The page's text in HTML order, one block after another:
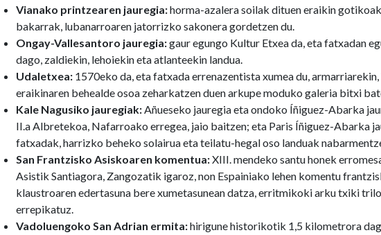
Vianako printzearen jauregia:horma-azalera soilak dituen eraikin
bakarrak, lubanarroaren jatorrizko sakonera gordetzen du.
Ongay-Vallesantoro jauregia:gaur egungo Kultur Etxea da, eta fatxadan
dago, zaldiekin, lehoiekin eta atlanteekin landua.
Udaletxea: 1570eko da, eta fatxada errenazentista xumea du,
eraikinaren behealde osoa zeharkatzen duen arkupe moduko galeria bitxi
Kale Nagusiko jauregiak:Añueseko jauregia eta ondoko Íñiguez-Abarka
II.a Albretekoa, Nafarroako erregea, jaio baitzen; eta Paris Íñiguez-Abarka
fatxadak, harrizko beheko solairua eta teilatu-hegal oso landuak
San Frantzisko Asiskoaren komentua:XIII. mendeko santu honek
Asistik Santiagora, Zangozatik igaroz, non Espainiako lehen komentu
klaustroaren edertasuna bere xumetasunean datza, erritmikoki arku txiki
errepikatuz.
Vadoluengoko San Adrian ermita:hirigune historikotik 1,5 kilometrora